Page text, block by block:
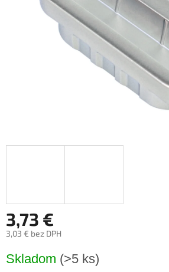
3,73 €
3,03 € bez DPH
cena:
Skladom (>5 ks)